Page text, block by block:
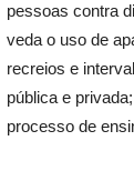
pessoas contra
veda o uso de
recreios e
pública e
processo de